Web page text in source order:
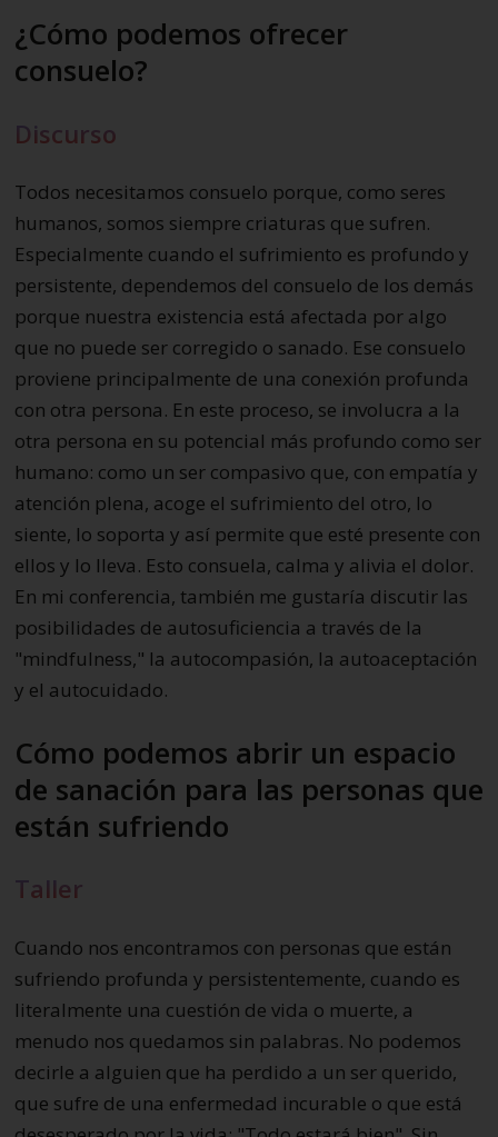
¿Cómo podemos ofrecer
consuelo?
Discurso
Todos necesitamos consuelo porque, como seres
humanos, somos siempre criaturas que sufren.
Especialmente cuando el sufrimiento es profundo y
persistente, dependemos del consuelo de los demás
porque nuestra existencia está afectada por algo
que no puede ser corregido o sanado. Ese consuelo
proviene principalmente de una conexión profunda
con otra persona. En este proceso, se involucra a la
otra persona en su potencial más profundo como ser
humano: como un ser compasivo que, con empatía y
atención plena, acoge el sufrimiento del otro, lo
siente, lo soporta y así permite que esté presente con
ellos y lo lleva. Esto consuela, calma y alivia el dolor.
En mi conferencia, también me gustaría discutir las
posibilidades de autosuficiencia a través de la
"mindfulness," la autocompasión, la autoaceptación
y el autocuidado.
Cómo podemos abrir un espacio
de sanación para las personas que
están sufriendo
Taller
Cuando nos encontramos con personas que están
sufriendo profunda y persistentemente, cuando es
literalmente una cuestión de vida o muerte, a
menudo nos quedamos sin palabras. No podemos
decirle a alguien que ha perdido a un ser querido,
que sufre de una enfermedad incurable o que está